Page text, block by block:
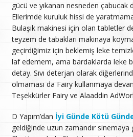
gücü ve yıkanan nesneden çabucak
Ellerimde kuruluk hissi de
Bulaşık makinesi için olan tabletler
teyzem de tabakları makinaya
geçirdiğimiz için beklemiş leke
laf edemem, ama bardaklarda leke
detay. Sıvı deterjan olarak
olmaması da Fairy kullanmaya
Teşekkürler Fairy ve Alaaddin
D Yapım’dan İyi Günde Kötü
geldiğinde uzun zamandır